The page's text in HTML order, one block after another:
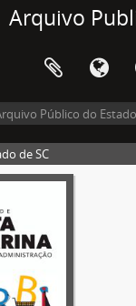
Arquivo
de SC